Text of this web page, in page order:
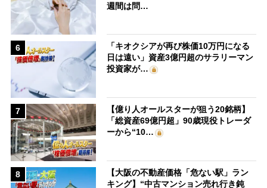
週間は問…
6
「キオクシアが再び株価10万円になる
日は遠い」資産3億円超のサラリーマン
投資家が…
7
【億り人オールスターが狙う20銘柄】
「総資産69億円超」90歳現役トレーダ
ーから“10…
8
【大阪の不動産価格「危ない駅」ラン
キング】“中古マンション売れ行き鈍